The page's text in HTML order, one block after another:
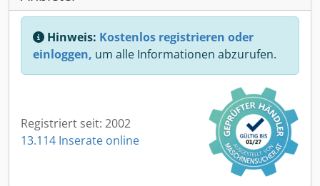
Hinweis: Kostenlos registrieren oder
einloggen, um alle Informationen abzurufen.
Registriert seit: 2002
13.114 Inserate online